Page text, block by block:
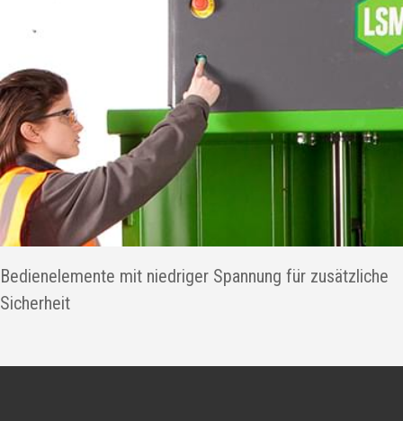
Bedienelemente mit niedriger Spannung für zusätzliche
Sicherheit